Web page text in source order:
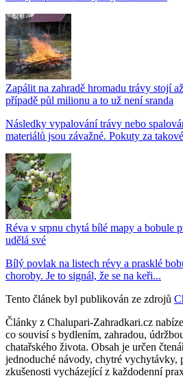
Zapálit na zahradě hromadu trávy stojí
případě půl milionu a to už není sranda
Následky vypalování trávy nebo
materiálů jsou závažné. Pokuty za
Réva v srpnu chytá bílé mapy a bobule
udělá své
Bílý povlak na listech révy a prasklé
choroby. Je to signál, že se na keři...
Tento článek byl publikován ze zdrojů
Články z Chalupari-Zahradkari.cz
co souvisí s bydlením, zahradou,
chatařského života. Obsah je určen
jednoduché návody, chytré vychytávky,
zkušenosti vycházející z každodenní